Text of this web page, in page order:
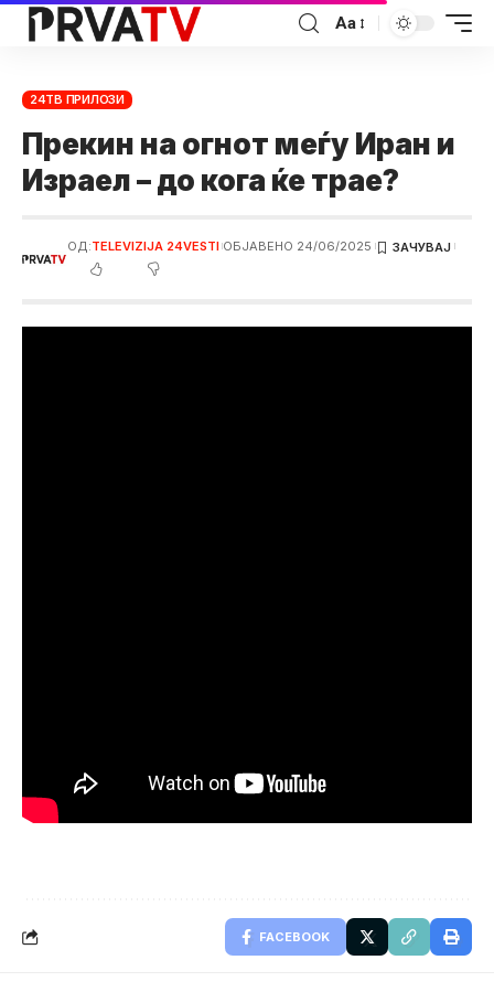
Аа
24ТВ ПРИЛОЗИ
Прекин на огнот меѓу Иран и
Израел – до кога ќе трае?
ОД:TELEVIZIJA 24VESTI ОБЈАВЕНО 24/06/2025
FACEBOOK